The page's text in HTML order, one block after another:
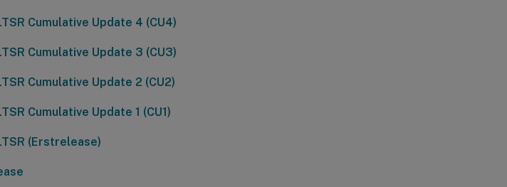
Cumulative Update 4 (CU4)
Cumulative Update 3 (CU3)
Cumulative Update 2 (CU2)
Cumulative Update 1 (CU1)
(Erstrelease)